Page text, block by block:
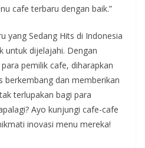
cafe terbaru dengan baik.”
yang Sedang Hits di Indonesia
untuk dijelajahi. Dengan
pemilik cafe, diharapkan
berkembang dan memberikan
terlupakan bagi para
Ayo kunjungi cafe-cafe
inovasi menu mereka!